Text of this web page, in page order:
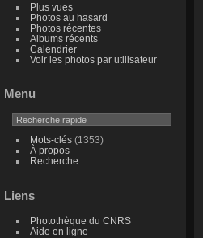
Plus vues
Photos au hasard
Photos récentes
Albums récents
Calendrier
Voir les photos par utilisateur
Menu
Mots-clés(1353)
À propos
Recherche
Liens
Photothèque du CNRS
Aide en ligne